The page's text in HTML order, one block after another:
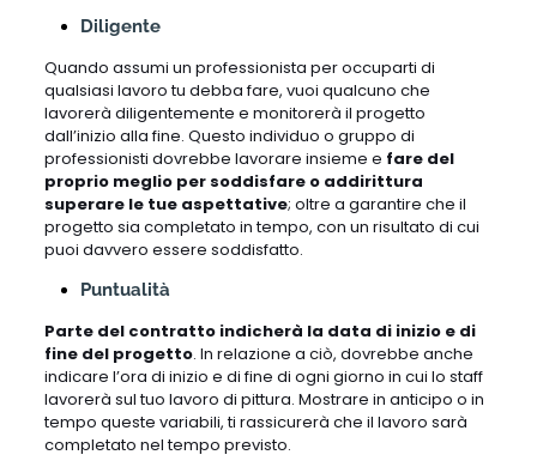
Diligente
Quando assumi un professionista per occuparti di
qualsiasi lavoro tu debba fare, vuoi qualcuno che
lavorerà diligentemente e monitorerà il progetto
dall’inizio alla fine. Questo individuo o gruppo di
professionisti dovrebbe lavorare insieme e fare del
proprio meglio per soddisfare o addirittura
superare le tue aspettative; oltre a garantire che il
progetto sia completato in tempo, con un risultato di cui
puoi davvero essere soddisfatto.
Puntualità
Parte del contratto indicherà la data di inizio e di
fine del progetto. In relazione a ciò, dovrebbe anche
indicare l’ora di inizio e di fine di ogni giorno in cui lo staff
lavorerà sul tuo lavoro di pittura. Mostrare in anticipo o in
tempo queste variabili, ti rassicurerà che il lavoro sarà
completato nel tempo previsto.